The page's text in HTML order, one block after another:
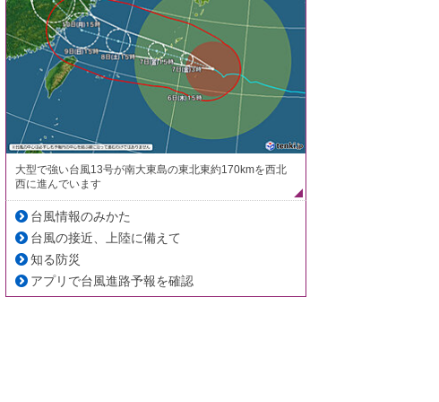
大型で強い台風13号が南大東島の東北東約170kmを西北
西に進んでいます
台風情報のみかた
台風の接近、上陸に備えて
知る防災
アプリで台風進路予報を確認